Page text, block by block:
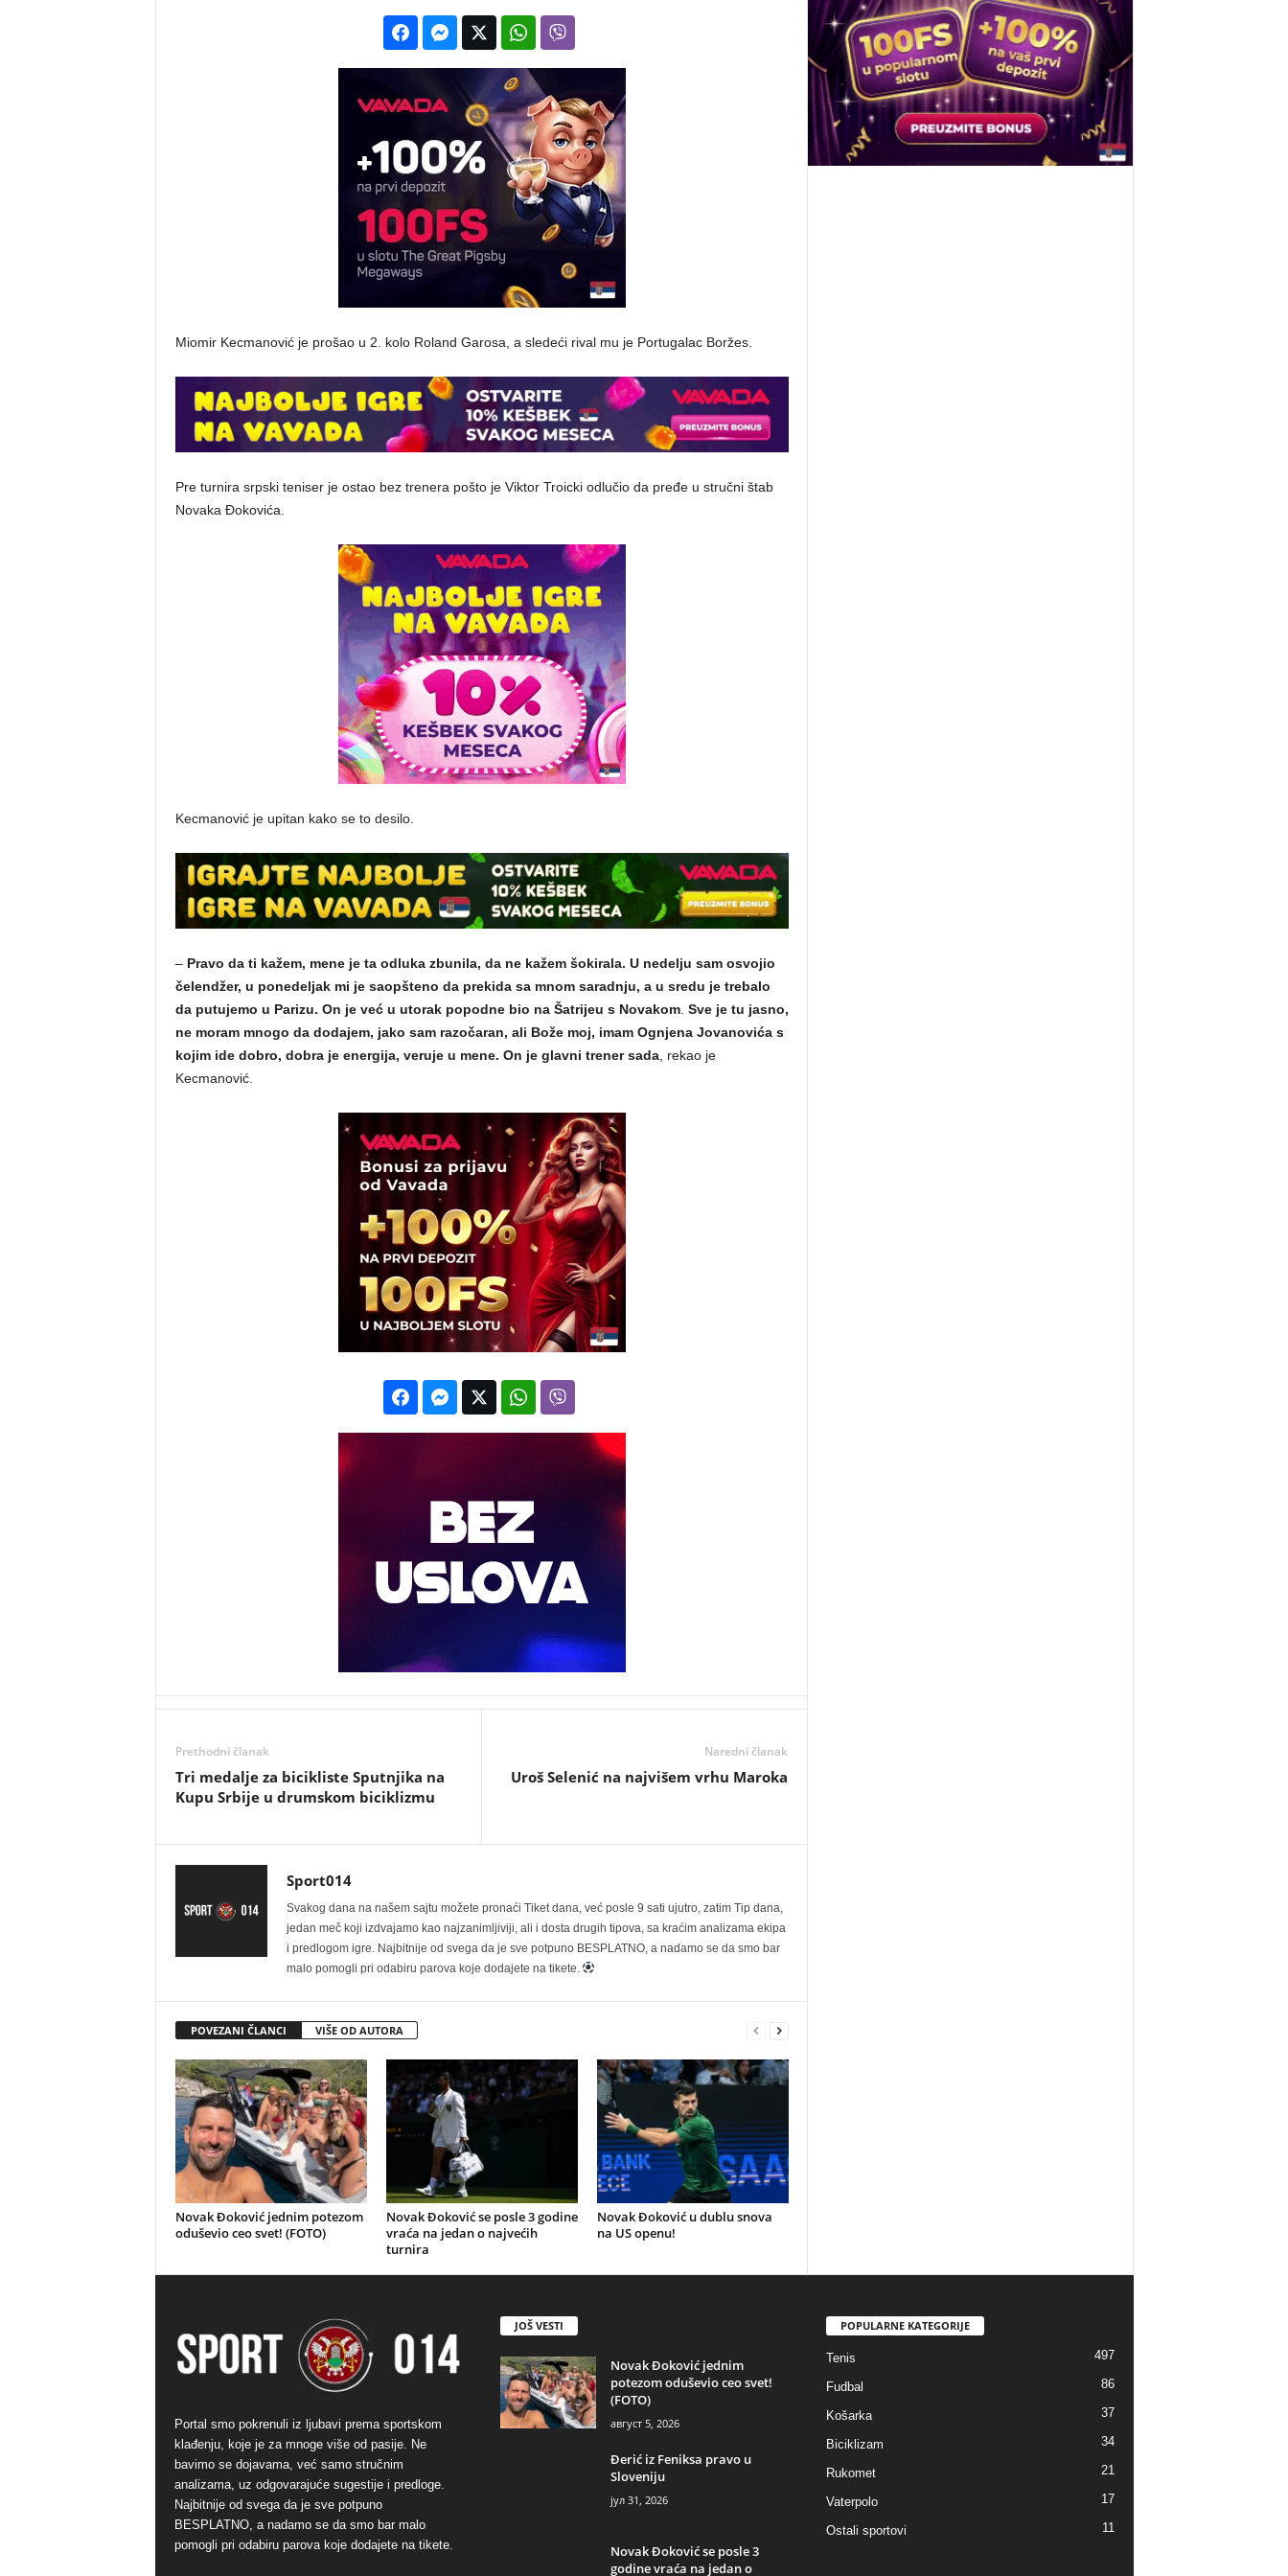
Miomir Kecmanović je prošao u 2. kolo Roland Garosa, a sledeći rival mu je Portugalac Boržes.
Pre turnira srpski teniser je ostao bez trenera pošto je Viktor Troicki odlučio da pređe u stručni štab
Novaka Đokovića.
Kecmanović je upitan kako se to desilo.
– Pravo da ti kažem, mene je ta odluka zbunila, da ne kažem šokirala. U nedelju sam osvojio
čelendžer, u ponedeljak mi je saopšteno da prekida sa mnom saradnju, a u sredu je trebalo
da putujemo u Parizu. On je već u utorak popodne bio na Šatrijeu s Novakom. Sve je tu jasno,
ne moram mnogo da dodajem, jako sam razočaran, ali Bože moj, imam Ognjena Jovanovića s
kojim ide dobro, dobra je energija, veruje u mene. On je glavni trener sada, rekao je
Kecmanović.
Prethodni članak
Tri medalje za bicikliste Sputnjika na
Kupu Srbije u drumskom biciklizmu
Naredni članak
Uroš Selenić na najvišem vrhu Maroka
Sport014
Svakog dana na našem sajtu možete pronaći Tiket dana, već posle 9 sati ujutro, zatim Tip dana,
jedan meč koji izdvajamo kao najzanimljiviji, ali i dosta drugih tipova, sa kraćim analizama ekipa
i predlogom igre. Najbitnije od svega da je sve potpuno BESPLATNO, a nadamo se da smo bar
malo pomogli pri odabiru parova koje dodajete na tikete.
POVEZANI ČLANCI VIŠE OD AUTORA
Novak Đoković jednim potezom
oduševio ceo svet! (FOTO)
Novak Đoković se posle 3 godine
vraća na jedan o najvećih
turnira
Novak Đoković u dublu snova
na US openu!
Portal smo pokrenuli iz ljubavi prema sportskom
klađenju, koje je za mnoge više od pasije. Ne
bavimo se dojavama, već samo stručnim
analizama, uz odgovarajuće sugestije i predloge.
Najbitnije od svega da je sve potpuno
BESPLATNO, a nadamo se da smo bar malo
pomogli pri odabiru parova koje dodajete na tikete.
JOŠ VESTI
Novak Đoković jednim
potezom oduševio ceo svet!
(FOTO)
август 5, 2026
Đerić iz Feniksa pravo u
Sloveniju
јул 31, 2026
Novak Đoković se posle 3
godine vraća na jedan o
POPULARNE KATEGORIJE
Tenis 497
Fudbal 86
Košarka 37
Biciklizam 34
Rukomet 21
Vaterpolo 17
Ostali sportovi 11